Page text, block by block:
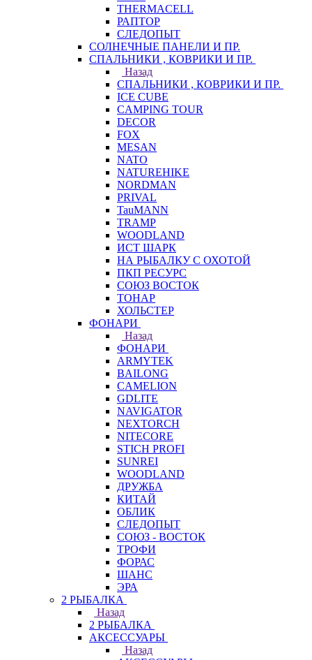
THERMACELL
РАПТОР
СЛЕДОПЫТ
СОЛНЕЧНЫЕ ПАНЕЛИ И ПР.
СПАЛЬНИКИ , КОВРИКИ И ПР.
Назад
СПАЛЬНИКИ , КОВРИКИ И ПР.
ICE CUBE
CAMPING TOUR
DECOR
FOX
MESAN
NATO
NATUREHIKE
NORDMAN
PRIVAL
TauMANN
TRAMP
WOODLAND
ИСТ ШАРК
НА РЫБАЛКУ С ОХОТОЙ
ПКП РЕСУРС
СОЮЗ ВОСТОК
ТОНАР
ХОЛЬСТЕР
ФОНАРИ
Назад
ФОНАРИ
ARMYTEK
BAILONG
CAMELION
GDLITE
NAVIGATOR
NEXTORCH
NITECORE
STICH PROFI
SUNREI
WOODLAND
ДРУЖБА
КИТАЙ
ОБЛИК
СЛЕДОПЫТ
СОЮЗ - ВОСТОК
ТРОФИ
ФОРАС
ШАНС
ЭРА
2 РЫБАЛКА
Назад
2 РЫБАЛКА
АКСЕССУАРЫ
Назад